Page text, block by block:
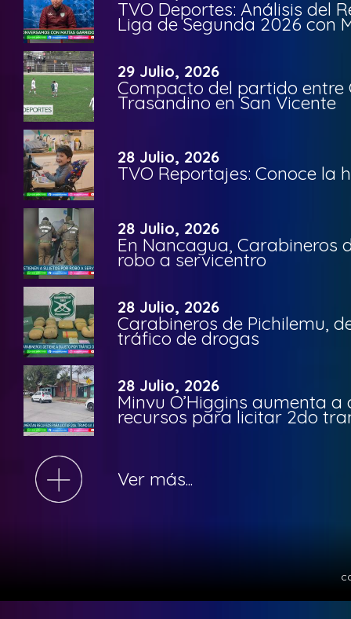
TVO Deportes: Análisis del
Liga de Segunda 2026 con
29 Julio, 2026
Compacto del partido entre
Trasandino en San Vicente
28 Julio, 2026
TVO Reportajes: Conoce la
28 Julio, 2026
En Nancagua, Carabineros
robo a servicentro
28 Julio, 2026
Carabineros de Pichilemu,
tráfico de drogas
28 Julio, 2026
Minvu O’Higgins aumenta a
recursos para licitar 2do
Ver más...